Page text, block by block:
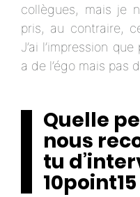
collègues, mais je
pris, au contraire,
J’ai l’impression
a de l’égo mais pas
Quelle
nous
tu
10point15